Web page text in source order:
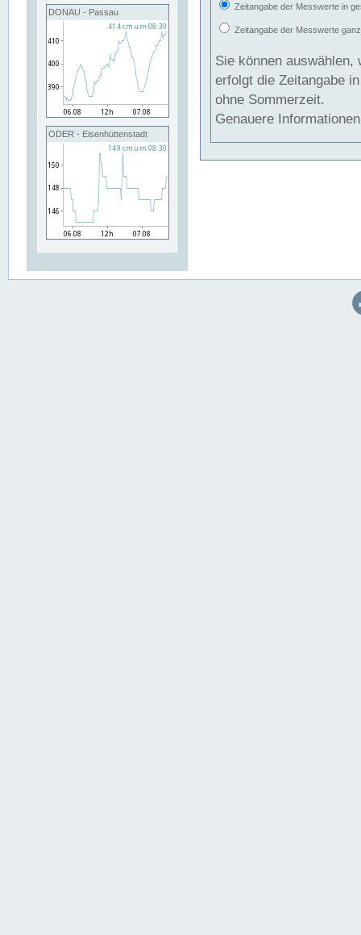
DONAU - Passau
ODER - Eisenhüttenstadt
Zeitangabe der Messwerte in
Zeitangabe der Messwerte
Sie können auswählen,
erfolgt die Zeitangabe
ohne Sommerzeit.
Genauere